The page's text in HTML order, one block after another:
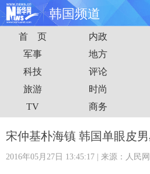
韩国频道
首页 时政
娱乐 体育
时尚 思客
港澳 台湾
科技 能源
首 页 内政
军事
地方
科技
评论
旅游
时尚
TV
商务
宋仲基朴海镇 韩国单眼皮
2016年05月27日 13:45:17 | 来源：人民网